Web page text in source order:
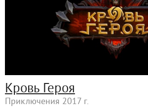
Кровь Героя
Приключения 2017 г.